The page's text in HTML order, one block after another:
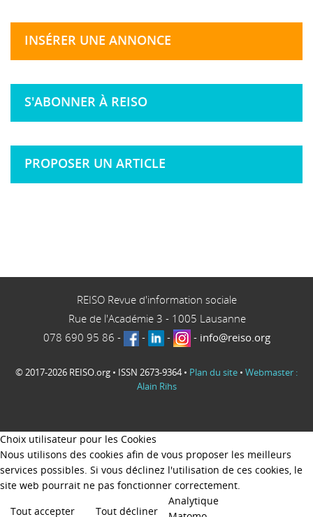
INSÉRER UNE ANNONCE
S'ABONNER À REISO
PROPOSER UN ARTICLE
REISO Revue d'information sociale
Rue de l'Académie 3 - 1005 Lausanne
078 690 95 86 - - - - info@reiso.org
© 2017-2026 REISO.org • ISSN 2673-9364 • Plan du site • Webmaster :
Alain Rihs
Choix utilisateur pour les Cookies
Nous utilisons des cookies afin de vous proposer les meilleurs
services possibles. Si vous déclinez l'utilisation de ces cookies, le
site web pourrait ne pas fonctionner correctement.
Tout accepter
Tout décliner
Analytique